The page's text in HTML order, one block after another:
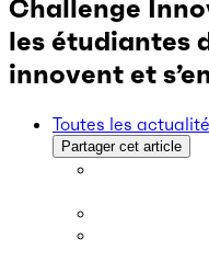
Challenge
les étudiantes
innovent et
Toutes les
Partager cet article